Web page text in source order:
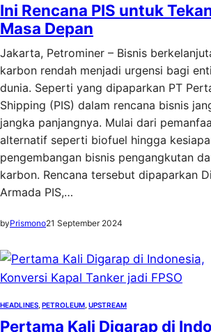
Ini Rencana PIS untuk
Masa Depan
Jakarta, Petrominer – Bisnis
karbon rendah menjadi urgensi bagi
dunia. Seperti yang dipaparkan PT
Shipping (PIS) dalam rencana bisnis
jangka panjangnya. Mulai dari
alternatif seperti biofuel hingga
pengembangan bisnis pengangkutan
karbon. Rencana tersebut dipaparkan
Armada PIS,…
byPrismono21 September 2024
HEADLINES PETROLEUM UPSTREAM
Pertama Kali Digarap di